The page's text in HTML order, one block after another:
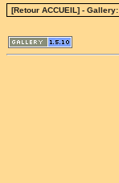
[Retour ACCUEIL] - Gallery: